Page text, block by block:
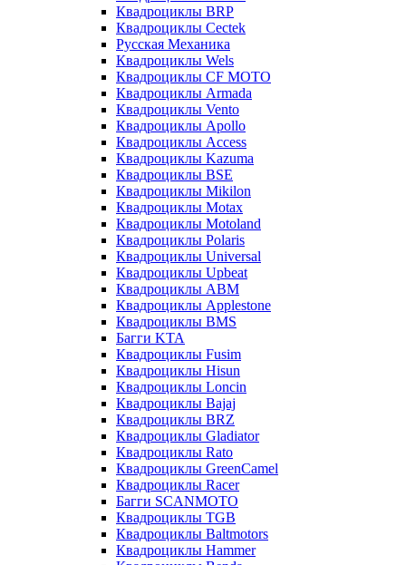
Квадроциклы BRP
Квадроциклы Cectek
Русская Механика
Квадроциклы Wels
Квадроциклы CF MOTO
Квадроциклы Armada
Квадроциклы Vento
Квадроциклы Apollo
Квадроциклы Access
Квадроциклы Kazuma
Квадроциклы BSE
Квадроциклы Mikilon
Квадроциклы Motax
Квадроциклы Motoland
Квадроциклы Polaris
Квадроциклы Universal
Квадроциклы Upbeat
Квадроциклы ABM
Квадроциклы Applestone
Квадроциклы BMS
Багги KTA
Квадроциклы Fusim
Квадроциклы Hisun
Квадроциклы Loncin
Квадроциклы Bajaj
Квадроциклы BRZ
Квадроциклы Gladiator
Квадроциклы Rato
Квадроциклы GreenCamel
Квадроциклы Racer
Багги SCANMOTO
Квадроциклы TGB
Квадроциклы Baltmotors
Квадроциклы Hammer